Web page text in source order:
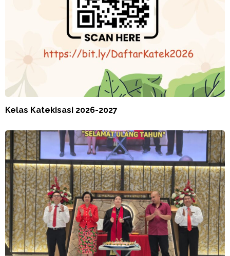
Kelas Katekisasi 2026-2027